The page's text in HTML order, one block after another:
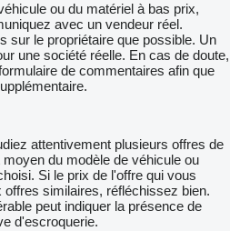
ou du matériel à bas prix,
avec un vendeur réel.
sur le propriétaire que possible. Un
une société réelle. En cas de doute,
de commentaires afin que
attentivement plusieurs offres de
du modèle de véhicule ou
Si le prix de l'offre qui vous
similaires, réfléchissez bien.
peut indiquer la présence de
d'escroquerie.